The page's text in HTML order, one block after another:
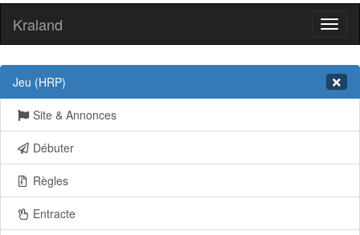
Kraland
Jeu (HRP)
Site & Annonces
Débuter
Règles
Entracte